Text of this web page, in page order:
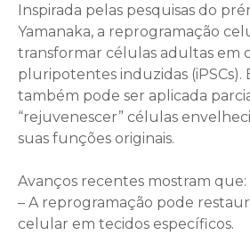
Inspirada pelas pesquisas do
Yamanaka, a reprogramação
transformar células adultas em
pluripotentes induzidas (iPSCs).
também pode ser aplicada
“rejuvenescer” células
suas funções originais.
Avanços recentes mostram que:
– A reprogramação pode
celular em tecidos específicos.